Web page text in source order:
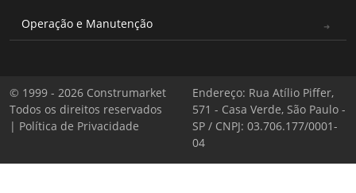
Operação e Manutenção
© 1999 - 2026 Construmarket
Todos os direitos reservados
| Política de Privacidade
Endereço: Rua Atílio Piffer,
571 - Casa Verde, São Paulo -
SP / CNPJ: 03.706.177/0001-
04